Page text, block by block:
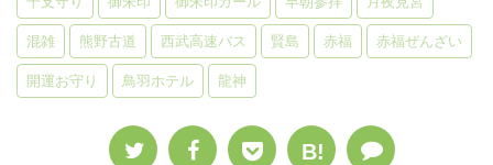
混雑 熊野古道 西武高速バス 賢島 赤福 赤福ぜんざい
開運お守り 鳥羽ホテル 龍神
B!